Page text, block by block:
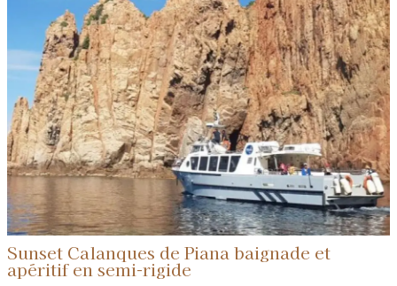
Sunset Calanques de Piana baignade et
apéritif en semi-rigide